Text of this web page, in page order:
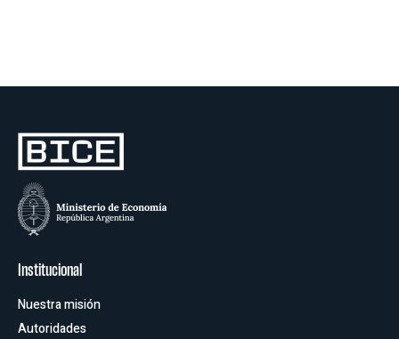
Institucional
Nuestra misión
Autoridades